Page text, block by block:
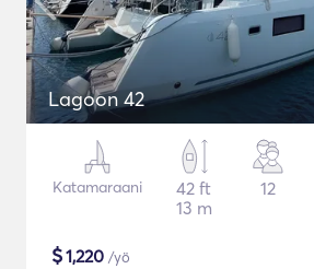
Lagoon 42
Katamaraani
42 ft
13 m
12
$1,220 /yö